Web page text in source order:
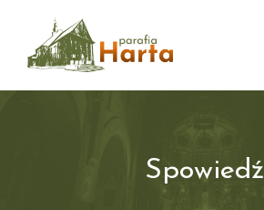
treści
Spowiedź